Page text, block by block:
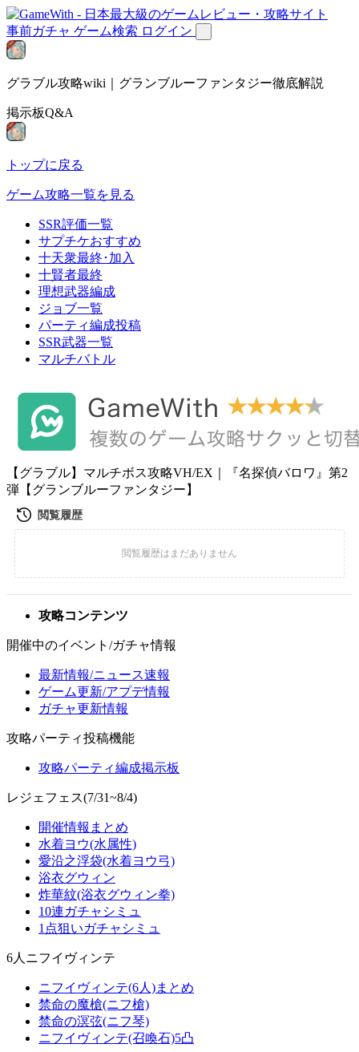
事前ガチャ ゲーム検索 ログイン
グラブル攻略wiki｜グランブルーファンタジー徹底解説
掲示板Q&A
トップに戻る
ゲーム攻略一覧を見る
SSR評価一覧
サプチケおすすめ
十天衆最終･加入
十賢者最終
理想武器編成
ジョブ一覧
パーティ編成投稿
SSR武器一覧
マルチバトル
【グラブル】マルチボス攻略VH/EX｜『名探偵バロワ』第2
弾【グランブルーファンタジー】
攻略コンテンツ
開催中のイベント/ガチャ情報
最新情報/ニュース速報
ゲーム更新/アプデ情報
ガチャ更新情報
攻略パーティ投稿機能
攻略パーティ編成掲示板
レジェフェス(7/31~8/4)
開催情報まとめ
水着ヨウ(水属性)
愛沿之浮袋(水着ヨウ弓)
浴衣グウィン
炸華紋(浴衣グウィン拳)
10連ガチャシミュ
1点狙いガチャシミュ
6人ニフイヴィンテ
ニフイヴィンテ(6人)まとめ
禁命の魔槍(ニフ槍)
禁命の溟弦(ニフ琴)
ニフイヴィンテ(召喚石)5凸